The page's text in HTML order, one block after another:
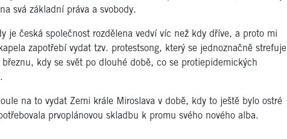
svá základní práva a svobody.
je česká společnost rozdělena vedví víc než kdy dříve, a proto mi
zapotřebí vydat tzv. protestsong, který se jednoznačně strefuje
kdy se svět po dlouhé době, co se protiepidemických
na to vydat Zemi krále Miroslava v době, kdy to ještě bylo ostré
prvoplánovou skladbu k promu svého nového alba.